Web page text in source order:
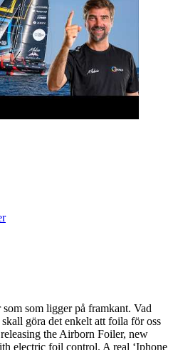
som ligger på framkant. Vad
göra det enkelt att foila för oss
the Airborn Foiler, new
electric foil control. A real ‘Iphone